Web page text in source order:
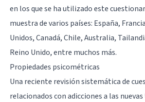
en los que se ha utilizado este
muestra de varios países: España,
Unidos, Canadá, Chile, Australia,
Reino Unido, entre muchos más.
Propiedades psicométricas
Una reciente revisión sistemática de
relacionados con adicciones a las